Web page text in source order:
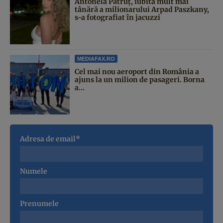
tânără a milionarului Arpad Paszkany,
s-a fotografiat în jacuzzi
MEDIAFAX.RO
Cel mai nou aeroport din România a
ajuns la un milion de pasageri. Borna
a...
Adresa de email*
Numele
Prenumele